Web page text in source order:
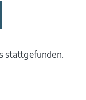
stattgefunden.